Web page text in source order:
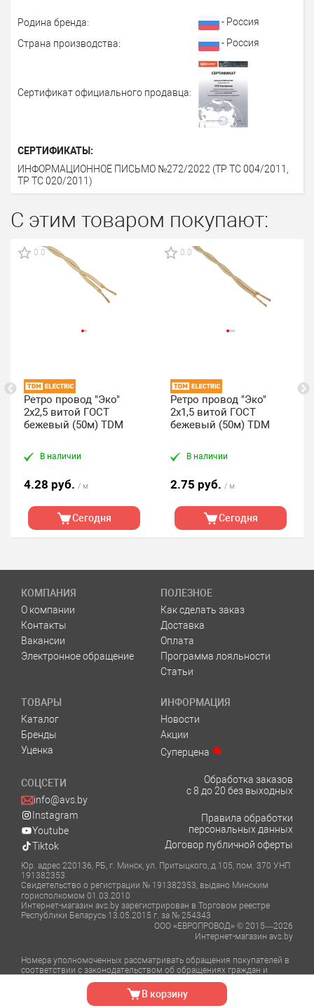
Родина бренда:
- Россия
Страна производства:
- Россия
Сертификат официального продавца:
СЕРТИФИКАТЫ:
ИНФОРМАЦИОННОЕ ПИСЬМО №272/2022 (ТР ТС 004/2011,
ТР ТС 020/2011)
С этим товаром покупают:
0.0
Ретро провод "Эко"
2х2,5 витой ГОСТ
бежевый (50м) TDM
В наличии
4.28 руб. / м
Сегодня
0.0
Ретро провод "Эко"
2х1,5 витой ГОСТ
бежевый (50м) TDM
В наличии
2.75 руб. / м
Сегодня
КОМПАНИЯ
О компании
Контакты
Вакансии
Электронное обращение
ПОЛЕЗНОЕ
Как сделать заказ
Доставка
Оплата
Программа лояльности
Статьи
ТОВАРЫ
Каталог
Бренды
Уценка
ИНФОРМАЦИЯ
Новости
Акции
Суперцена
СОЦСЕТИ
info@avs.by
Instagram
Youtube
Tiktok
Обработка заказов
с 8 до 20 без выходных
Правила обработки
персональных данных
Договор публичной оферты
Юр. адрес 220136, РБ, г. Минск, ул. Притыцкого, д.105, пом. 370 УНП
191382353
Свидетельство о регистрации № 191382353, выдано Минским
горисполкомом 01.03.2010
Интернет-магазин avs.by зарегистрирован в Торговом реестре
Республики Беларусь 13.05.2015 г. за № 254343
ООО «ЕВРОПРОВОД» © 2015—2026
Интернет-магазин avs.by
Номера уполномоченных рассматривать обращения покупателей в
соответствии с законодательством об обращениях граждан и
юридических лиц:
Отдел торговли и услуг Администрации Фрунзенского района г.
Минска тел.: +375 (17) 348-39-06, +375 (17) 366-51-82
В корзину